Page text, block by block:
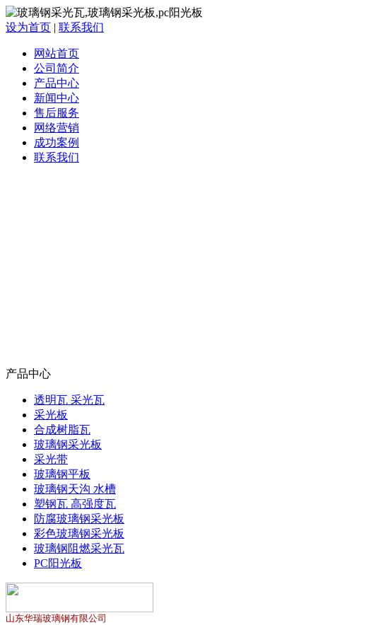
设为首页 | 联系我们
网站首页
公司简介
产品中心
新闻中心
售后服务
网络营销
成功案例
联系我们
产品中心
透明瓦 采光瓦
采光板
合成树脂瓦
玻璃钢采光板
采光带
玻璃钢平板
玻璃钢天沟 水槽
塑钢瓦 高强度瓦
防腐玻璃钢采光板
彩色玻璃钢采光板
玻璃钢阻燃采光瓦
PC阳光板
山东华瑞玻璃钢有限公司